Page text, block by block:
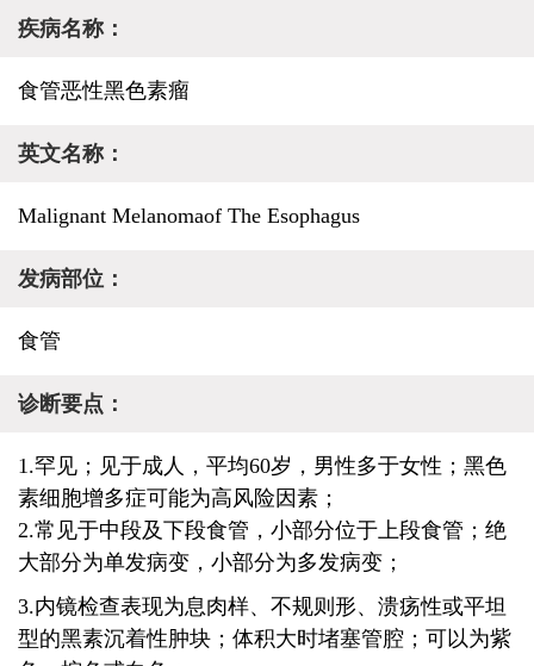
疾病名称：
食管恶性黑色素瘤
英文名称：
Malignant Melanomaof The Esophagus
发病部位：
食管
诊断要点：
1.罕见；见于成人，平均60岁，男性多于女性；黑色
素细胞增多症可能为高风险因素；
2.常见于中段及下段食管，小部分位于上段食管；绝
大部分为单发病变，小部分为多发病变；
3.内镜检查表现为息肉样、不规则形、溃疡性或平坦
型的黑素沉着性肿块；体积大时堵塞管腔；可以为紫